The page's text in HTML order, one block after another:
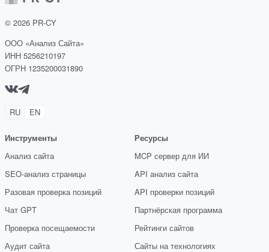
© 2026 PR-CY
ООО «Анализ Сайта»
ИНН 5256210197
ОГРН 1235200031890
RU EN
Инструменты
Анализ сайта
SEO-анализ страницы
Разовая проверка позиций
Чат GPT
Проверка посещаемости
Аудит сайта
Ресурсы
MCP сервер для ИИ
API анализ сайта
API проверки позиций
Партнёрская программа
Рейтинги сайтов
Сайты на технологиях